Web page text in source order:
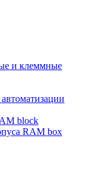
и клеммные
block
RAM box